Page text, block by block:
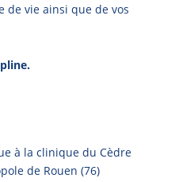
de vie ainsi que de vos
à la clinique du Cèdre
de Rouen (76)